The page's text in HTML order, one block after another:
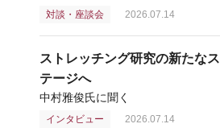
対談・座談会 2026.07.14
ストレッチング研究の新たなス
テージへ
中村雅俊氏に聞く
インタビュー 2026.07.14